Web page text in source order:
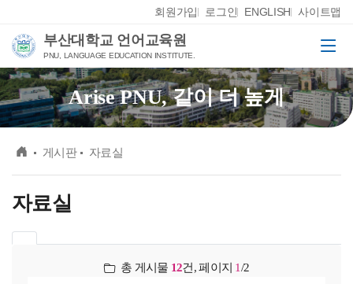
회원가입 로그인 ENGLISH 사이트맵
부산대학교 언어교육원
PNU, LANGUAGE EDUCATION INSTITUTE.
메뉴
Arise PNU, 같이 더 높게
메인게시판 자료실
자료실
총 게시물 12건, 페이지 1/2